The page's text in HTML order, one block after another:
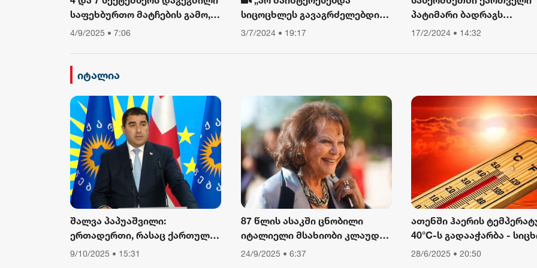
საფეხბურთო მატჩების გამო,
საავტომობილო მოძრაობა
4/9/2025 • 7:06
სიცოცხლეს გავაგრძელებდი
თუ არა, ვიწექი 6 თვე,
3/7/2024 • 19:17
პატიმარი ბადრაგს
სამედიცინო
17/2/2024 • 14:32
იტალია
შალვა პაპუაშვილი:
ერთადერთი, რასაც ქართული
საზოგადოება ევროკომისიის
9/10/2025 • 15:31
87 წლის ასაკში ცნობილი
იტალიელი მსახიობი კლაუდია
კარდინალე გარდაიცვალა
24/9/2025 • 6:37
ათენში ჰაერის
40°C-ს გადააჭარბა -
გამო ღია ცის ქვეშ მუშაობა
28/6/2025 • 20:50